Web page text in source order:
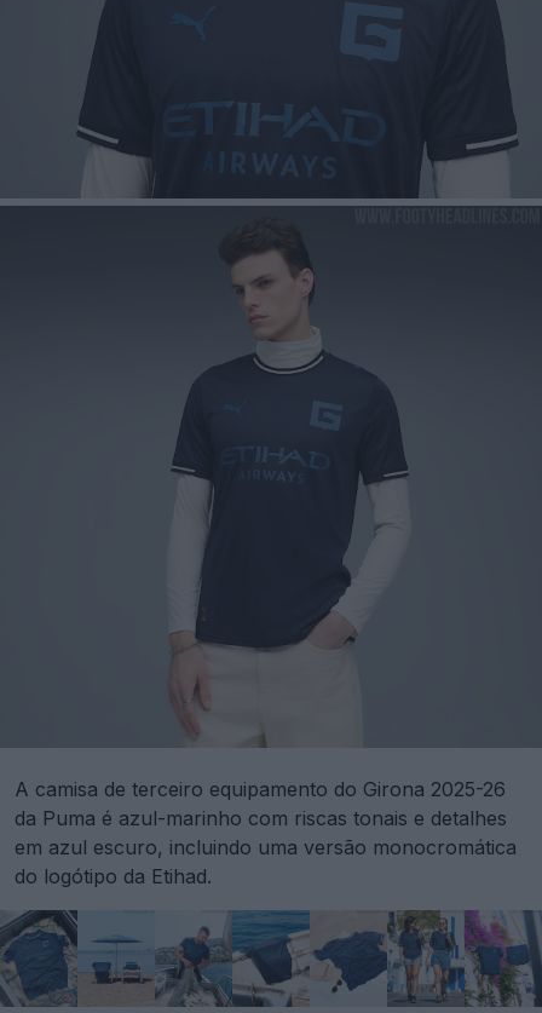
A camisa de terceiro equipamento do Girona 2025-26
da Puma é azul-marinho com riscas tonais e detalhes
em azul escuro, incluindo uma versão monocromática
do logótipo da Etihad.